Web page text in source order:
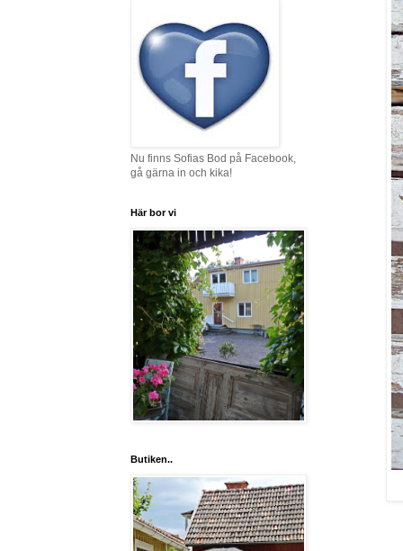
Nu finns Sofias Bod på Facebook,
gå gärna in och kika!
Här bor vi
Butiken..